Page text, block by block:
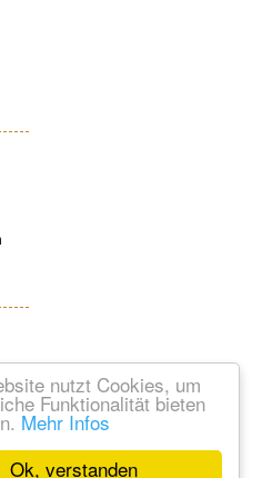
Ok, verstanden
nutzt Cookies, um
Funktionalität bieten
Mehr Infos